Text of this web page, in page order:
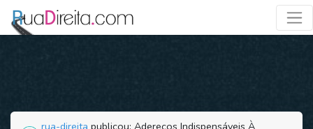
rua-direita publicou: Adereços Indispensáveis À